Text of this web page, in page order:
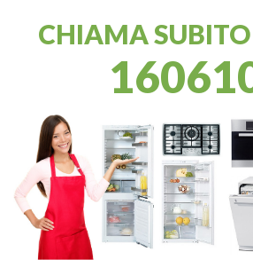
CHIAMA SUBITO